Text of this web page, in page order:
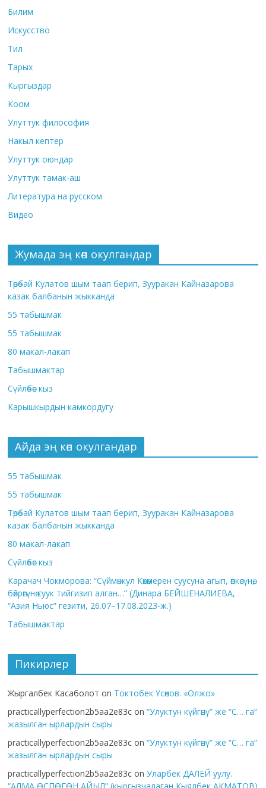
Билим
Искусство
Тил
Тарых
Кыргыздар
Коом
Улуттук философия
Накыл кептер
Улуттук оюндар
Улуттук тамак-аш
Литература на русском
Видео
Жумада эң көп окулгандар
Төрөбай Кулатов шым таап берип, Зууракан Кайназарова
казак балбанын жыкканда
55 табышмак
55 табышмак
80 макал-лакап
Табышмактар
Сүйлөбөс кыз
Карышкырдын камкордугу
Айда эң көп окулгандар
55 табышмак
55 табышмак
Төрөбай Кулатов шым таап берип, Зууракан Кайназарова
казак балбанын жыкканда
80 макал-лакап
Сүйлөбөс кыз
Карачач Чокморова: “Сүймөнкул Көкөмерен суусуна агып, өпкөсүнө,
бөйрөгүнө суук тийгизип алган…” (Динара БЕЙШЕНАЛИЕВА,
“Азия Ньюс” гезити, 26.07–17.08.2023-ж.)
Табышмактар
Пикирлер
Жыргалбек Касаболот on Токтобек Үсөнов. «Олжо»
practicallyperfection2b5aa2e83c on“Улуктун күйгөнү” же “С… га”
жазылган ырлардын сыры
practicallyperfection2b5aa2e83c on“Улуктун күйгөнү” же “С… га”
жазылган ырлардын сыры
practicallyperfection2b5aa2e83c onУларбек ДАЛЕЙ уулу.